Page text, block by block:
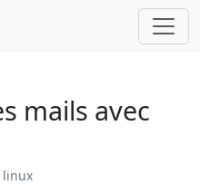
mails avec
linux